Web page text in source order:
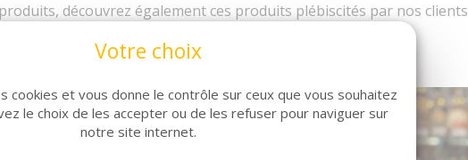
découvrez également ces produits plébiscités par nos clients
Votre choix
cookies et vous donne le contrôle sur ceux que vous souhaitez
le choix de les accepter ou de les refuser pour naviguer sur
notre site internet.